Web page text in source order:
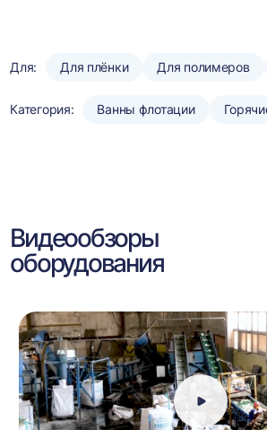
Для: Для плёнки Для полимеров
Категория: Ванны флотации
Видеообзоры
оборудования